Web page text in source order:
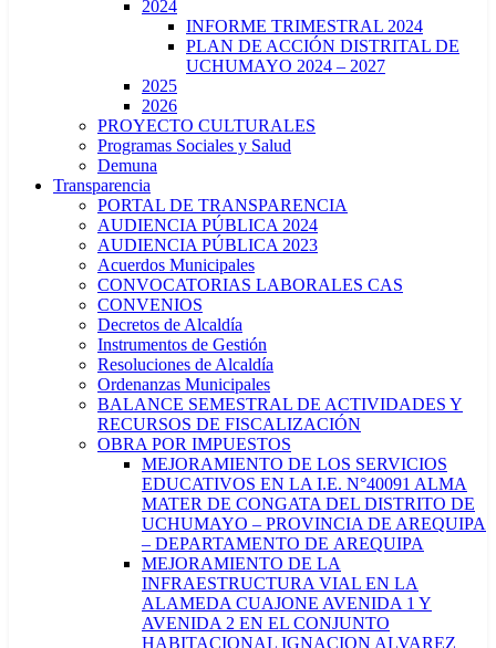
2024
INFORME TRIMESTRAL 2024
PLAN DE ACCIÓN DISTRITAL DE
UCHUMAYO 2024 – 2027
2025
2026
PROYECTO CULTURALES
Programas Sociales y Salud
Demuna
Transparencia
PORTAL DE TRANSPARENCIA
AUDIENCIA PÚBLICA 2024
AUDIENCIA PÚBLICA 2023
Acuerdos Municipales
CONVOCATORIAS LABORALES CAS
CONVENIOS
Decretos de Alcaldía
Instrumentos de Gestión
Resoluciones de Alcaldía
Ordenanzas Municipales
BALANCE SEMESTRAL DE ACTIVIDADES Y
RECURSOS DE FISCALIZACIÓN
OBRA POR IMPUESTOS
MEJORAMIENTO DE LOS SERVICIOS
EDUCATIVOS EN LA I.E. N°40091 ALMA
MATER DE CONGATA DEL DISTRITO DE
UCHUMAYO – PROVINCIA DE AREQUIPA
– DEPARTAMENTO DE AREQUIPA
MEJORAMIENTO DE LA
INFRAESTRUCTURA VIAL EN LA
ALAMEDA CUAJONE AVENIDA 1 Y
AVENIDA 2 EN EL CONJUNTO
HABITACIONAL IGNACION ALVAREZ